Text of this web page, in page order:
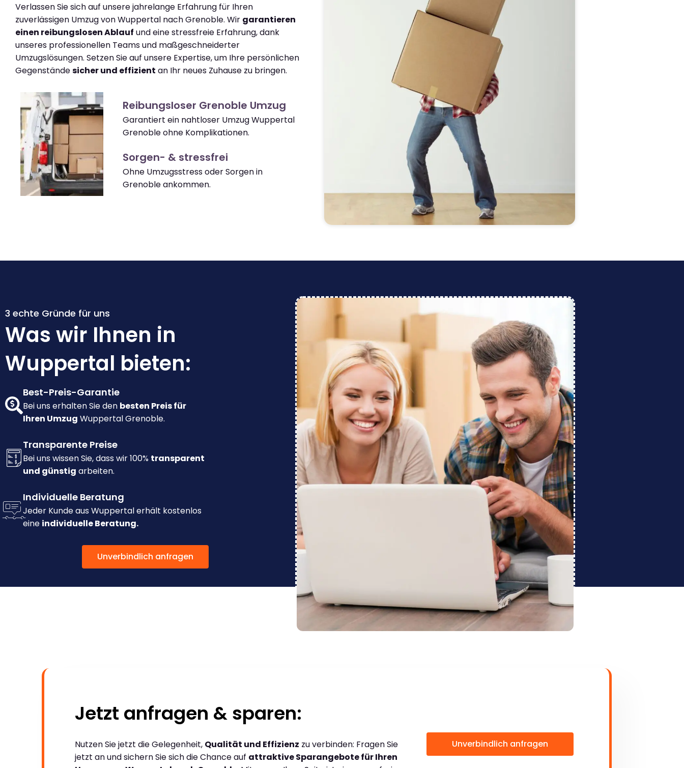
Verlassen Sie sich auf unsere jahrelange Erfahrung für Ihren
zuverlässigen Umzug von Wuppertal nach Grenoble. Wir garantieren
einen reibungslosen Ablauf und eine stressfreie Erfahrung, dank
unseres professionellen Teams und maßgeschneiderter
Umzugslösungen. Setzen Sie auf unsere Expertise, um Ihre persönlichen
Gegenständesicher und effizient an Ihr neues Zuhause zu bringen.
Reibungsloser Grenoble Umzug
Garantiert ein nahtloser Umzug Wuppertal
Grenoble ohne Komplikationen.
Sorgen- & stressfrei
Ohne Umzugsstress oder Sorgen in
Grenoble ankommen.
3 echte Gründe für uns
Was wir Ihnen in
Wuppertal bieten:
Best-Preis-Garantie
Bei uns erhalten Sie den besten Preis für
Ihren Umzug Wuppertal Grenoble.
Transparente Preise
Bei uns wissen Sie, dass wir 100% transparent
und günstig arbeiten.
Individuelle Beratung
Jeder Kunde aus Wuppertal erhält kostenlos
eine individuelle Beratung.
Unverbindlich anfragen
Jetzt anfragen & sparen:
Nutzen Sie jetzt die Gelegenheit, Qualität und Effizienz zu verbinden: Fragen Sie
jetzt an und sichern Sie sich die Chance auf attraktive Sparangebote für Ihren
Unverbindlich anfragen